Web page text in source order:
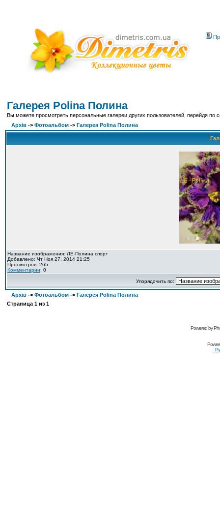
Галерея Polina Полина
Вы можете просмотреть персональные галереи других пользователей, перейдя по
Архів -> Фотоальбом -> Галерея Polina Полина
Название изображения: ЛЕ-Полина спорт
Добавлено: Чт Ноя 27, 2014 21:25
Просмотров: 265
Комментарии: 0
Упорядочить по:
Архів -> Фотоальбом -> Галерея Polina Полина
Страница 1 из 1
Powered by